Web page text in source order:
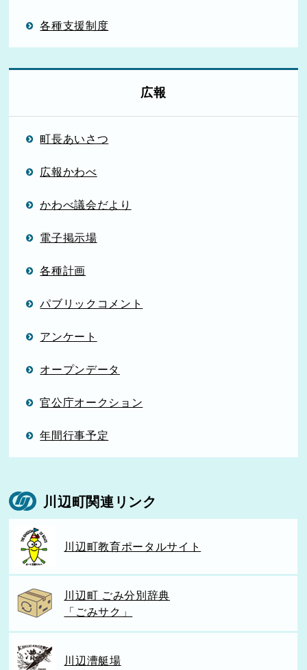
各種支援制度
広報
町長あいさつ
広報かわべ
かわべ議会だより
電子掲示場
各種計画
パブリックコメント
アンケート
オープンデータ
官公庁オークション
年間行事予定
川辺町関連リンク
川辺町教育ポータルサイト
川辺町 ごみ分別辞典
「ごみサク」
川辺漕艇場